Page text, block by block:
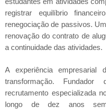
registrar equilíbrio
renegociação de passivos.
renovação do contrato de
a continuidade das atividades.
A experiência
transformação.
recrutamento especializada
longo de dez anos